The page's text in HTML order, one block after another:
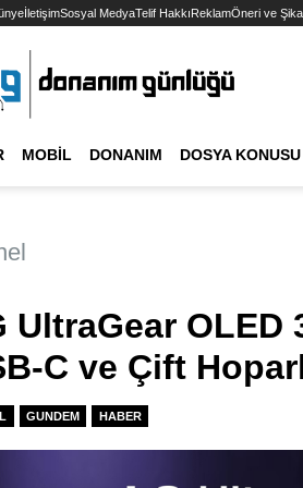
İletişimSosyal MedyaTelif HakkıReklamÖneri ve
MOBIL DONANIM DOSYA KONUSU
UltraGear OLED
C ve Çift
GUNDEM HABER